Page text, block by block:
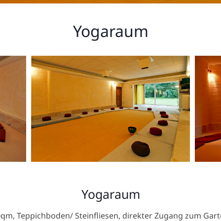
Yogaraum
Yogaraum
Teppichboden/ Steinfliesen, direkter Zugang zum